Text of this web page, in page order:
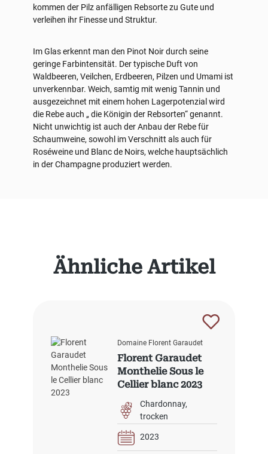
Produktgalerie überspringen
Ähnliche Artikel
Domaine Florent Garaudet
Florent Garaudet
Monthelie Sous le
Cellier blanc 2023
Chardonnay
trocken
2023
kommen der Pilz anfälligen Rebsorte zu Gute und
verleihen ihr Finesse und Struktur.
Im Glas erkennt man den Pinot Noir durch seine
geringe Farbintensität. Der typische Duft von
Waldbeeren, Veilchen, Erdbeeren, Pilzen und Umami ist
unverkennbar. Weich, samtig mit wenig Tannin und
ausgezeichnet mit einem hohen Lagerpotenzial wird
die Rebe auch „ die Königin der Rebsorten“ genannt.
Nicht unwichtig ist auch der Anbau der Rebe für
Schaumweine, sowohl im Verschnitt als auch für
Roséweine und Blanc de Noirs, welche hauptsächlich
in der Champagne produziert werden.